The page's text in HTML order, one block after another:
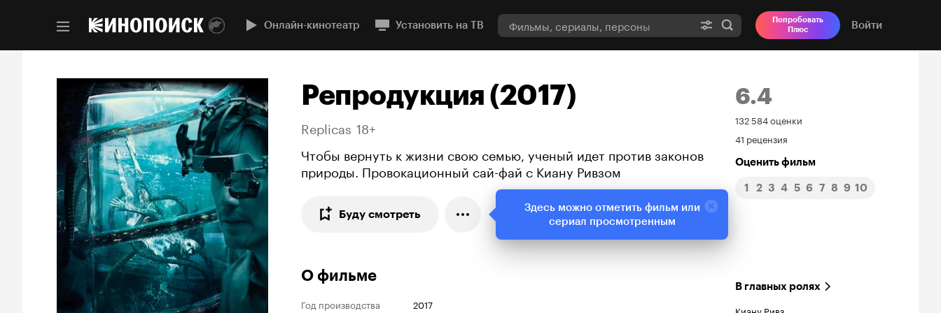
Онлайн-кинотеатр Установить на ТВ
Попробовать
Плюс
Войти
Репродукция (2017)
Replicas 18+
Чтобы вернуть к жизни свою семью, ученый идет против законов
природы. Провокационный сай-фай с Киану Ривзом
Буду смотреть
6.4
Рейтинг
Кинопоиска
6.4
132 584 оценки
41 рецензия
Оценить фильм
1 2 3 4 5 6 7 8 9 10
О фильме
Год производства 2017
В главных ролях
Киану Ривз
Здесь можно отметить фильм или
сериал просмотренным